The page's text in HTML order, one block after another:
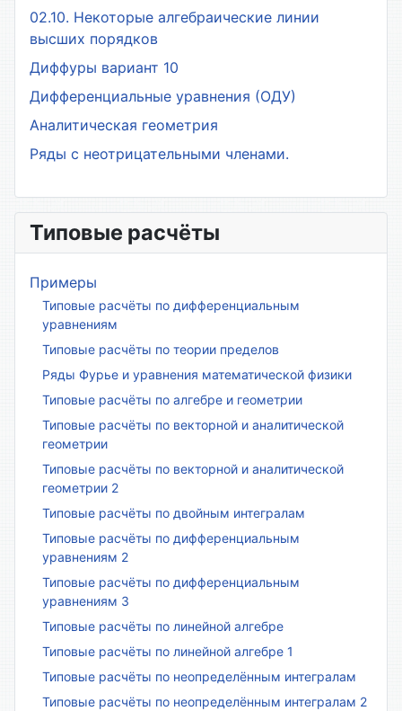
02.10. Некоторые алгебраические линии
высших порядков
Диффуры вариант 10
Дифференциальные уравнения (ОДУ)
Аналитическая геометрия
Ряды с неотрицательными членами.
Типовые расчёты
Примеры
Типовые расчёты по дифференциальным
уравнениям
Типовые расчёты по теории пределов
Ряды Фурье и уравнения математической физики
Типовые расчёты по алгебре и геометрии
Типовые расчёты по векторной и аналитической
геометрии
Типовые расчёты по векторной и аналитической
геометрии 2
Типовые расчёты по двойным интегралам
Типовые расчёты по дифференциальным
уравнениям 2
Типовые расчёты по дифференциальным
уравнениям 3
Типовые расчёты по линейной алгебре
Типовые расчёты по линейной алгебре 1
Типовые расчёты по неопределённым интегралам
Типовые расчёты по неопределённым интегралам 2